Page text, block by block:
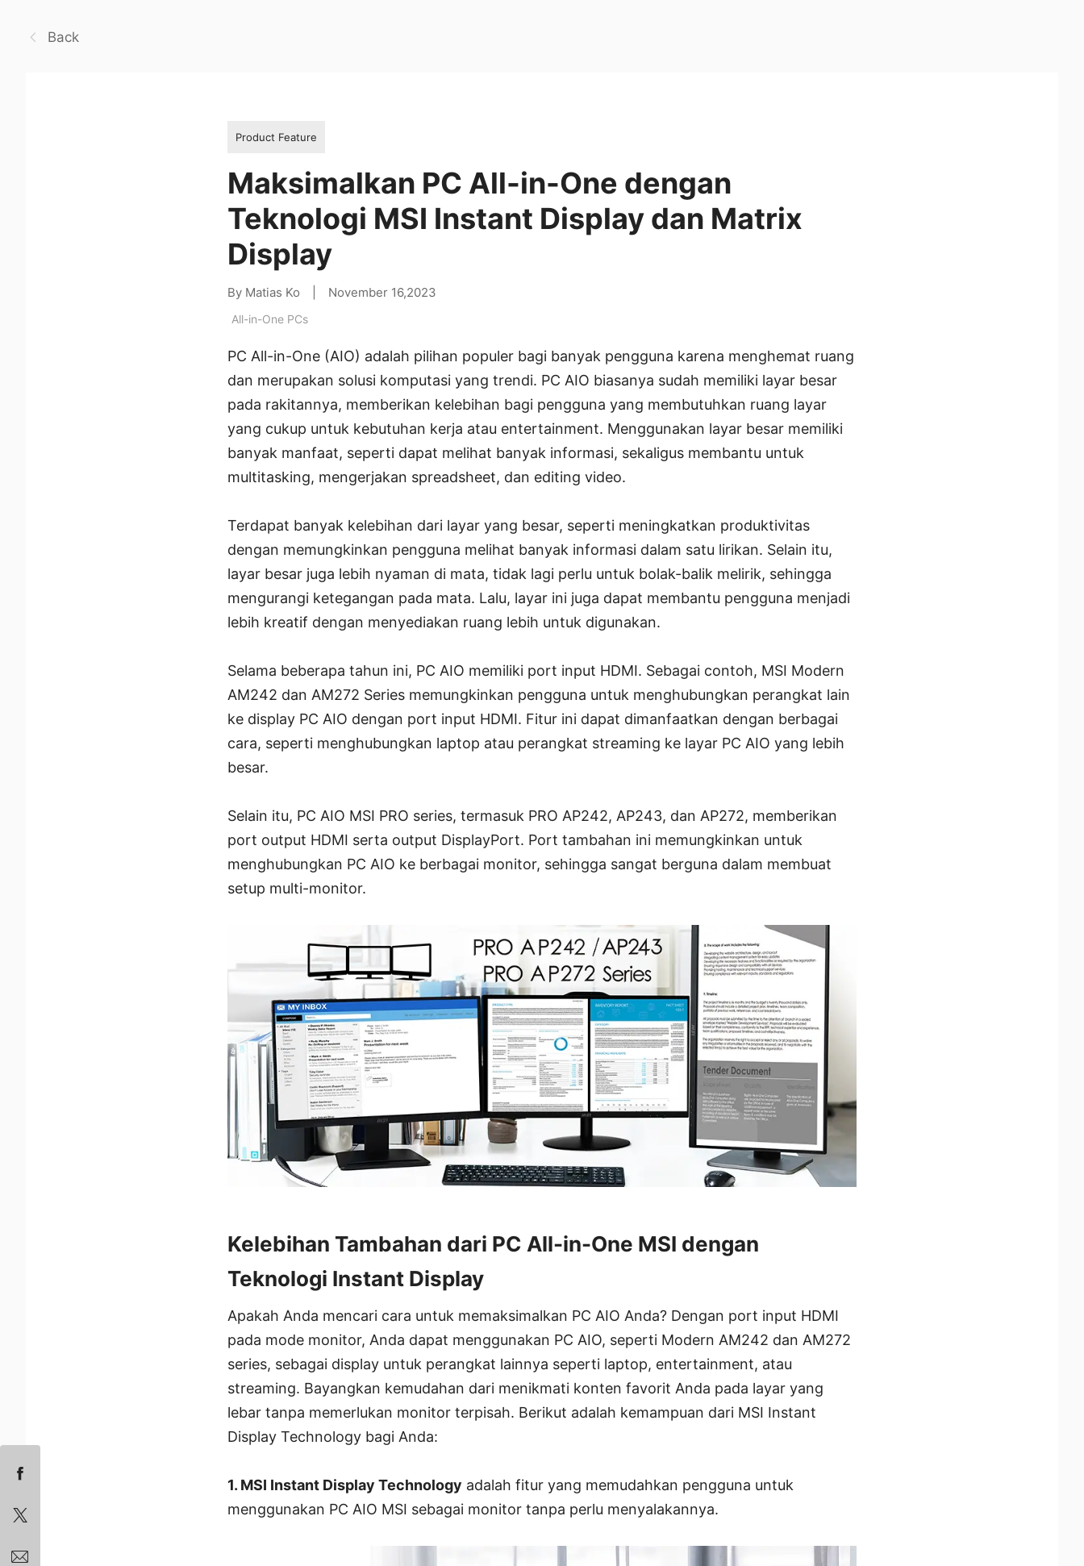
Back
Product Feature
Maksimalkan PC All-in-One dengan
Teknologi MSI Instant Display dan Matrix
Display
By Matias Ko November 16,2023
All-in-One PCs
PC All-in-One (AIO) adalah pilihan populer bagi banyak pengguna karena menghemat ruang
dan merupakan solusi komputasi yang trendi. PC AIO biasanya sudah memiliki layar besar
pada rakitannya, memberikan kelebihan bagi pengguna yang membutuhkan ruang layar
yang cukup untuk kebutuhan kerja atau entertainment. Menggunakan layar besar memiliki
banyak manfaat, seperti dapat melihat banyak informasi, sekaligus membantu untuk
multitasking, mengerjakan spreadsheet, dan editing video.
Terdapat banyak kelebihan dari layar yang besar, seperti meningkatkan produktivitas
dengan memungkinkan pengguna melihat banyak informasi dalam satu lirikan. Selain itu,
layar besar juga lebih nyaman di mata, tidak lagi perlu untuk bolak-balik melirik, sehingga
mengurangi ketegangan pada mata. Lalu, layar ini juga dapat membantu pengguna menjadi
lebih kreatif dengan menyediakan ruang lebih untuk digunakan.
Selama beberapa tahun ini, PC AIO memiliki port input HDMI. Sebagai contoh, MSI Modern
AM242 dan AM272 Series memungkinkan pengguna untuk menghubungkan perangkat lain
ke display PC AIO dengan port input HDMI. Fitur ini dapat dimanfaatkan dengan berbagai
cara, seperti menghubungkan laptop atau perangkat streaming ke layar PC AIO yang lebih
besar.
Selain itu, PC AIO MSI PRO series, termasuk PRO AP242, AP243, dan AP272, memberikan
port output HDMI serta output DisplayPort. Port tambahan ini memungkinkan untuk
menghubungkan PC AIO ke berbagai monitor, sehingga sangat berguna dalam membuat
setup multi-monitor.
Kelebihan Tambahan dari PC All-in-One MSI dengan
Teknologi Instant Display
Apakah Anda mencari cara untuk memaksimalkan PC AIO Anda? Dengan port input HDMI
pada mode monitor, Anda dapat menggunakan PC AIO, seperti Modern AM242 dan AM272
series, sebagai display untuk perangkat lainnya seperti laptop, entertainment, atau
streaming. Bayangkan kemudahan dari menikmati konten favorit Anda pada layar yang
lebar tanpa memerlukan monitor terpisah. Berikut adalah kemampuan dari MSI Instant
Display Technology bagi Anda:
1. MSI Instant Display Technology adalah fitur yang memudahkan pengguna untuk
menggunakan PC AIO MSI sebagai monitor tanpa perlu menyalakannya.